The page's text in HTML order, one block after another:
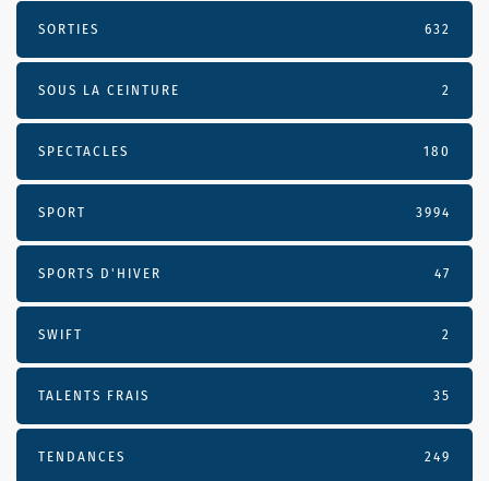
SORTIES 632
SOUS LA CEINTURE 2
SPECTACLES 180
SPORT 3994
SPORTS D'HIVER 47
SWIFT 2
TALENTS FRAIS 35
TENDANCES 249